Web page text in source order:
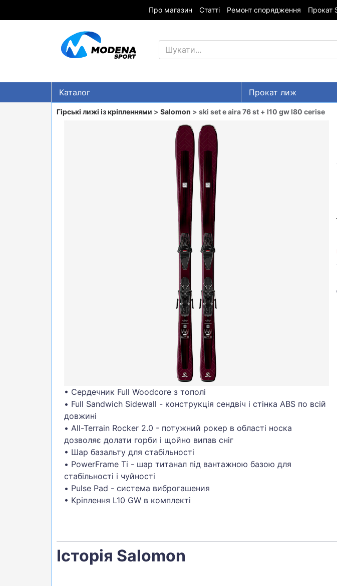
Про магазин Статті Ремонт спорядження Прокат
Каталог Прокат лиж
Знижки
ШОЛОМИ, ЗАХИСТ, ОКУЛЯРИ
Гірські лижі із кріпленнями > Salomon > ski set e aira 76 st + l10 gw l80 cerise
• Сердечник Full Woodcore з тополі
• Full Sandwich Sidewall - конструкція сендвіч і стінка ABS по всій
довжині
• All-Terrain Rocker 2.0 - потужний рокер в області носка
дозволяє долати горби і щойно випав сніг
• Шар базальту для стабільності
• PowerFrame Ti - шар титанал під вантажною базою для
стабільності і чуйності
• Pulse Pad - система виброгашения
• Кріплення L10 GW в комплекті
Історія Salomon